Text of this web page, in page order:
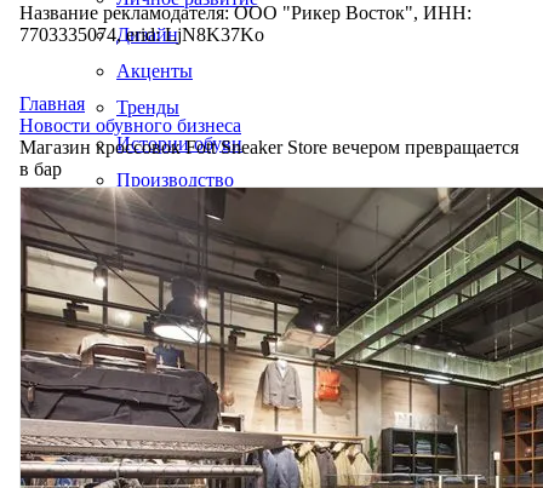
Дизайн
Акценты
Тренды
Истории обуви
Производство
Название рекламодателя: ООО "Рикер Восток", ИНН:
7703335074, erid: LjN8K37Ko
Главная
Новости обувного бизнеса
Магазин кроссовок Fott Sneaker Store вечером превращается
в бар